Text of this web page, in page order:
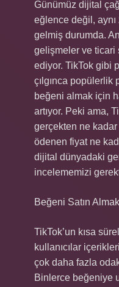
Günümüz dijital
eğlence değil,
gelmiş durumda.
gelişmeler ve ticari
ediyor. TikTok gibi
çılgınca popülerlik
beğeni almak için
artıyor. Peki ama,
gerçekten ne
ödenen fiyat ne
dijital dünyadaki
incelememizi
Beğeni Satın
TikTok’un kısa
kullanıcılar
çok daha fazla
Binlerce beğeniye